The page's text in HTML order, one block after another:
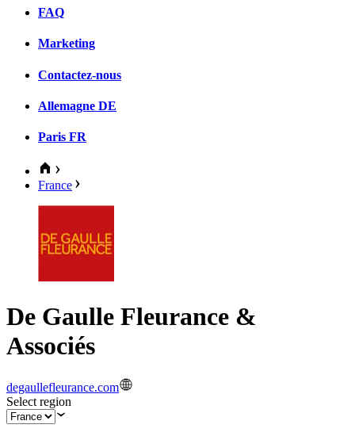
FAQ
Marketing
Contactez-nous
Allemagne DE
Paris FR
France
De Gaulle Fleurance &
Associés
degaullefleurance.com
Select region